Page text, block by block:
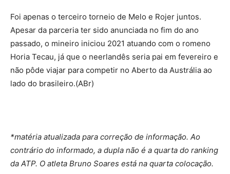
Foi apenas o terceiro torneio de Melo e Rojer juntos.
Apesar da parceria ter sido anunciada no fim do ano
passado, o mineiro iniciou 2021 atuando com o romeno
Horia Tecau, já que o neerlandês seria pai em fevereiro e
não pôde viajar para competir no Aberto da Austrália ao
lado do brasileiro.(ABr)
*matéria atualizada para correção de informação. Ao
contrário do informado, a dupla não é a quarta do ranking
da ATP. O atleta Bruno Soares está na quarta colocação.